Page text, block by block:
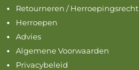
Retourneren / Herroepingsrecht
Herroepen
Advies
Algemene Voorwaarden
Privacybeleid